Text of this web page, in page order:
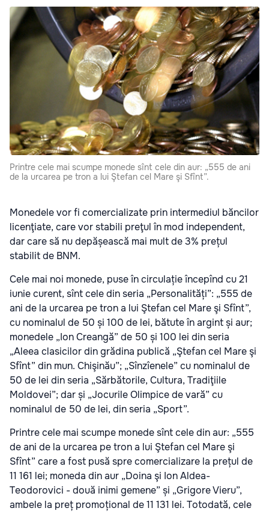
Printre cele mai scumpe monede sînt cele din aur: „555 de ani
de la urcarea pe tron a lui Ştefan cel Mare şi Sfînt”.
Monedele vor fi comercializate prin intermediul băncilor
licenţiate, care vor stabili preţul în mod independent,
dar care să nu depășească mai mult de 3% prețul
stabilit de BNM.
Cele mai noi monede, puse în circulație începînd cu 21
iunie curent, sînt cele din seria „Personalități”: „555 de
ani de la urcarea pe tron a lui Ştefan cel Mare şi Sfînt”,
cu nominalul de 50 și 100 de lei, bătute în argint și aur;
monedele „Ion Creangă” de 50 și 100 lei din seria
„Aleea clasicilor din grădina publică „Ştefan cel Mare şi
Sfînt” din mun. Chişinău”; „Sînzîenele” cu nominalul de
50 de lei din seria „Sărbătorile, Cultura, Tradiţiile
Moldovei”; dar și „Jocurile Olimpice de vară” cu
nominalul de 50 de lei, din seria „Sport”.
Printre cele mai scumpe monede sînt cele din aur: „555
de ani de la urcarea pe tron a lui Ştefan cel Mare şi
Sfînt” care a fost pusă spre comercializare la prețul de
11 161 lei; moneda din aur „Doina şi Ion Aldea-
Teodorovici - două inimi gemene” și „Grigore Vieru”,
ambele la preț promoțional de 11 131 lei. Totodată, cele